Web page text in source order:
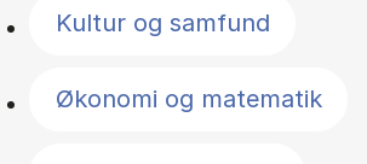
Kultur og samfund
Økonomi og matematik